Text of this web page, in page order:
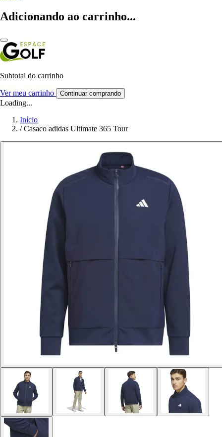
Adicionando ao carrinho...
Subtotal do carrinho
Ver meu carrinho Continuar comprando
Loading...
Início
/ Casaco adidas Ultimate 365 Tour